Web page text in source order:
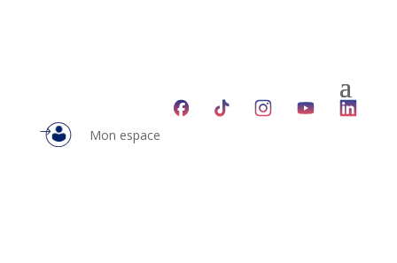
Mon espace